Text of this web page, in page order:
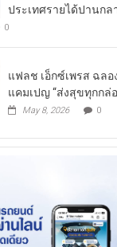
ประเทศรายได้ปานกล
0
แฟลช เอ็กซ์เพรส ฉลอ
แคมเปญ “ส่งสุขทุกกล่
May 8, 2026 0